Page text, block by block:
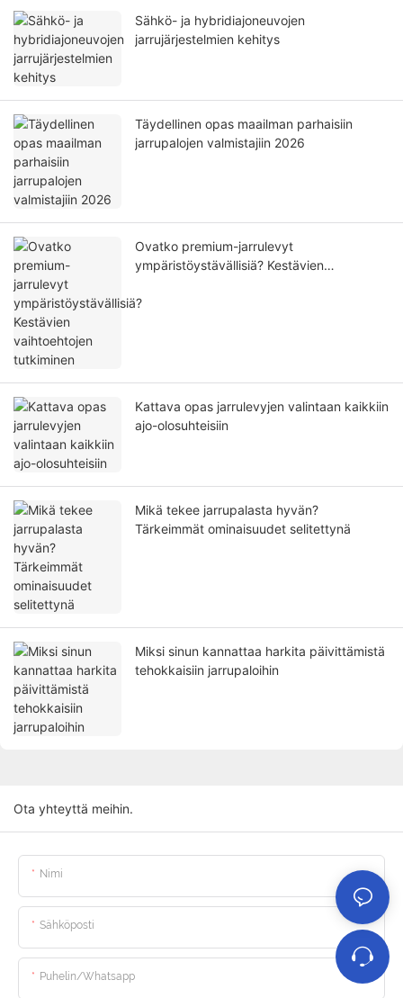
Sähkö- ja hybridiajoneuvojen
jarrujärjestelmien kehitys
Täydellinen opas maailman parhaisiin
jarrupalojen valmistajiin 2026
Ovatko premium-jarrulevyt
ympäristöystävällisiä? Kestävien
Kattava opas jarrulevyjen valintaan kaikkiin
ajo-olosuhteisiin
Mikä tekee jarrupalasta hyvän?
Tärkeimmät ominaisuudet selitettynä
Miksi sinun kannattaa harkita päivittämistä
tehokkaisiin jarrupaloihin
Ota yhteyttä meihin.
Nimi
Sähköposti
Puhelin/whatsapp